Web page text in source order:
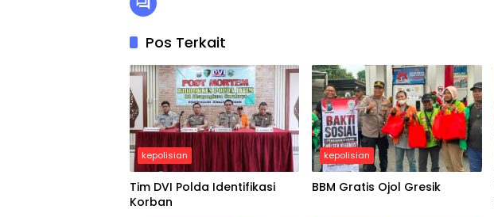
Pos Terkait
kepolisian
Tim DVI Polda Identifikasi
Korban
kepolisian
BBM Gratis Ojol Gresik